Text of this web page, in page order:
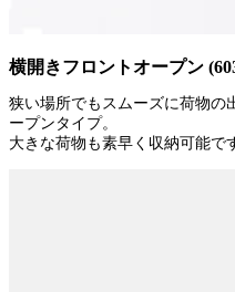
横開きフロントオープン
狭い場所でもスムーズに荷物の
ープンタイプ。
大きな荷物も素早く収納可能で